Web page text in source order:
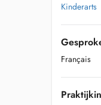
Kinderarts
Français